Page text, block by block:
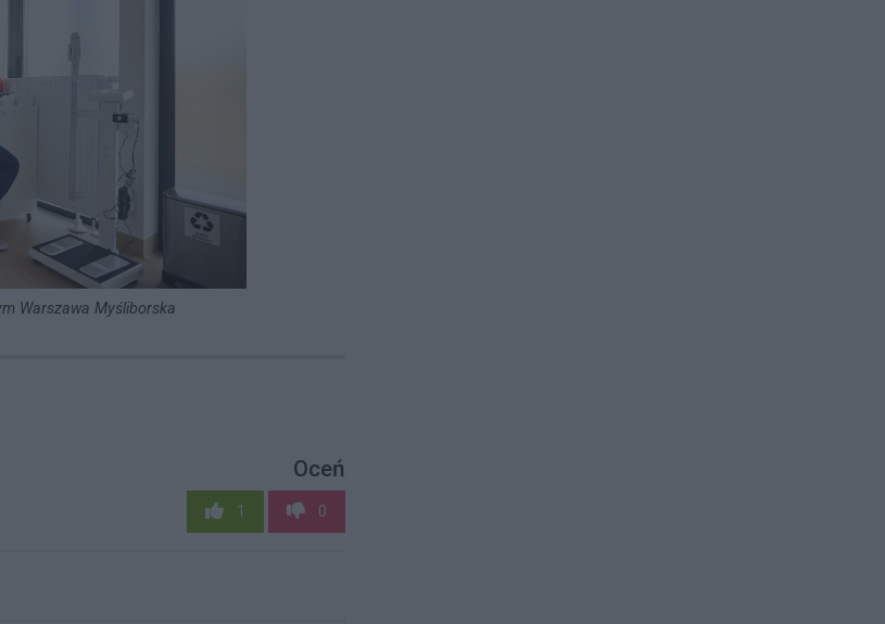
Warszawa Myśliborska
Oceń
1 0